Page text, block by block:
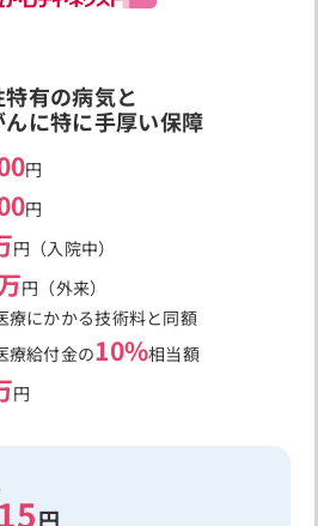
有の病気と
に特に手厚い保障
円
円
円（入院中）
円（外来）
療にかかる技術料と同額
療給付金の10%相当額
円
円